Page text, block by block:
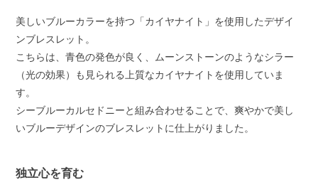
美しいブルーカラーを持つ「カイヤナイト」を使用したデザイ
ンブレスレット。
こちらは、青色の発色が良く、ムーンストーンのようなシラー
（光の効果）も見られる上質なカイヤナイトを使用していま
す。
シーブルーカルセドニーと組み合わせることで、爽やかで美し
いブルーデザインのブレスレットに仕上がりました。
独立心を育む